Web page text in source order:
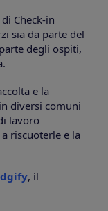
Check-in
sia da parte del
degli ospiti,
e la
diversi comuni
lavoro
riscuoterle e la
, il